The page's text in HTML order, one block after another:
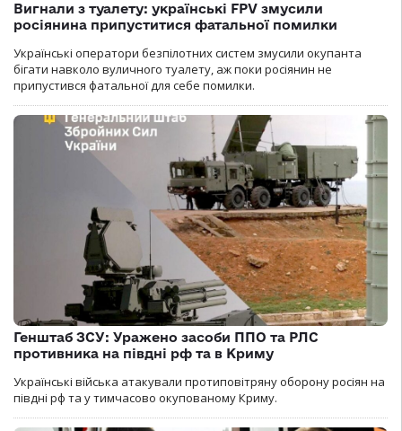
Вигнали з туалету: українські FPV змусили
росіянина припуститися фатальної помилки
Українські оператори безпілотних систем змусили окупанта
бігати навколо вуличного туалету, аж поки росіянин не
припустився фатальної для себе помилки.
Генштаб ЗСУ: Уражено засоби ППО та РЛС
противника на півдні рф та в Криму
Українські війська атакували протиповітряну оборону росіян на
півдні рф та у тимчасово окупованому Криму.